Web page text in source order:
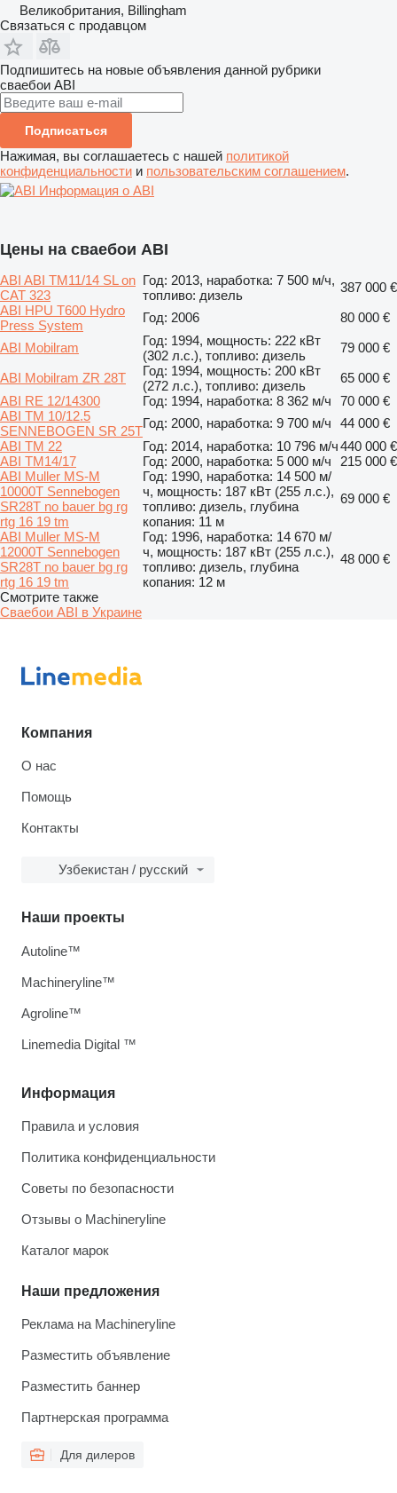
Великобритания, Billingham
Связаться с продавцом
Подпишитесь на новые объявления данной рубрики
сваебои ABI
Подписаться
Нажимая, вы соглашаетесь с нашей политикой
конфиденциальности и пользовательским соглашением.
Информация о ABI
Цены на сваебои ABI
ABI ABI TM11/14 SL on
CAT 323
Год: 2013, наработка: 7 500 м/ч,
топливо: дизель
387 000 €
ABI HPU T600 Hydro
Press System
Год: 2006
80 000 €
ABI Mobilram
Год: 1994, мощность: 222 кВт
(302 л.с.), топливо: дизель
79 000 €
ABI Mobilram ZR 28T
Год: 1994, мощность: 200 кВт
(272 л.с.), топливо: дизель
65 000 €
ABI RE 12/14300
Год: 1994, наработка: 8 362 м/ч
70 000 €
ABI TM 10/12.5
SENNEBOGEN SR 25T
Год: 2000, наработка: 9 700 м/ч
44 000 €
ABI TM 22
Год: 2014, наработка: 10 796 м/ч440 000 €
ABI TM14/17
Год: 2000, наработка: 5 000 м/ч
215 000 €
ABI Muller MS-M
10000T Sennebogen
SR28T no bauer bg rg
rtg 16 19 tm
Год: 1990, наработка: 14 500 м/
ч, мощность: 187 кВт (255 л.с.),
топливо: дизель, глубина
копания: 11 м
69 000 €
ABI Muller MS-M
12000T Sennebogen
SR28T no bauer bg rg
rtg 16 19 tm
Год: 1996, наработка: 14 670 м/
ч, мощность: 187 кВт (255 л.с.),
топливо: дизель, глубина
копания: 12 м
48 000 €
Смотрите также
Сваебои ABI в Украине
Компания
О нас
Помощь
Контакты
Узбекистан / русский
Информация
Правила и условия
Политика конфиденциальности
Советы по безопасности
Отзывы о Machineryline
Каталог марок
Наши предложения
Реклама на Machineryline
Разместить объявление
Разместить баннер
Партнерская программа
Для дилеров
Наши проекты
Autoline™
Machineryline™
Agroline™
Linemedia Digital ™